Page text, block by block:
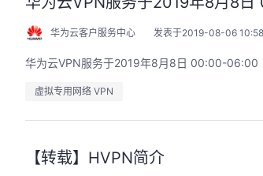
华为云客户服务中心 发表于2019-08-06
华为云VPN服务于2019年8月8日 00:00-06:00
虚拟专用网络 VPN
【转载】HVPN简介